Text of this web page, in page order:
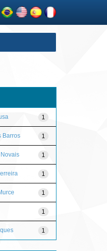
1
1
Barros
1
1
1
1
1